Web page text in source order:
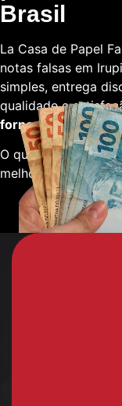
Brasil
La Casa de Papel
notas falsas em
simples, entrega
qualidade e
fornecedores em
O que está
melhor sobre como